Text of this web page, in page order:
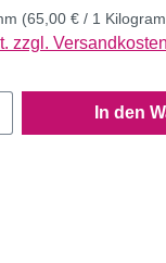
(65,00 € / 1
zzgl. Versandkosten
Gib den
In den